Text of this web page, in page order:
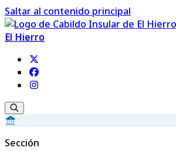
Saltar al contenido principal
El Hierro
Sección